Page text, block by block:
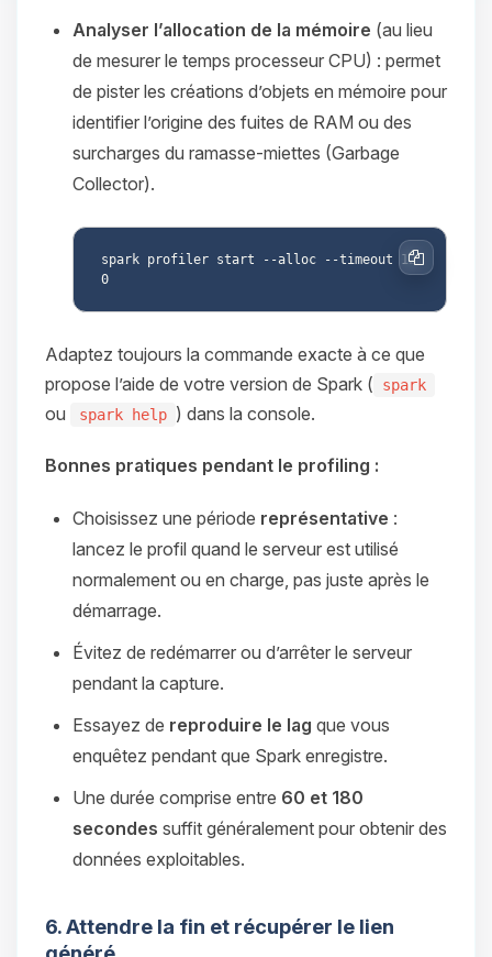
Analyser l’allocation de la mémoire (au lieu
de mesurer le temps processeur CPU) : permet
de pister les créations d’objets en mémoire pour
identifier l’origine des fuites de RAM ou des
surcharges du ramasse-miettes (Garbage
Collector).
spark profiler start --alloc --timeout 12
Copier
Adaptez toujours la commande exacte à ce que
propose l’aide de votre version de Spark (
spark
ou spark help ) dans la console.
Bonnes pratiques pendant le profiling :
Choisissez une période représentative :
lancez le profil quand le serveur est utilisé
normalement ou en charge, pas juste après le
démarrage.
Évitez de redémarrer ou d’arrêter le serveur
pendant la capture.
Essayez de reproduire le lag que vous
enquêtez pendant que Spark enregistre.
Une durée comprise entre 60 et 180
secondes suffit généralement pour obtenir des
données exploitables.
6. Attendre la fin et récupérer le lien
généré